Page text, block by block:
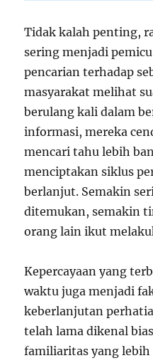
Tidak kalah penting,
sering menjadi
pencarian terhadap
masyarakat melihat
berulang kali dalam
informasi, mereka
mencari tahu lebih
menciptakan siklus
berlanjut. Semakin
ditemukan, semakin
orang lain ikut
Kepercayaan yang
waktu juga menjadi
keberlanjutan
telah lama dikenal
familiaritas yang